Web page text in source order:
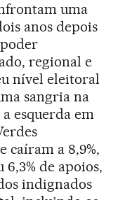
uma
anos depois
regional e
nível eleitoral
sangria na
esquerda em
caíram a 8,9%,
de apoios,
indignados